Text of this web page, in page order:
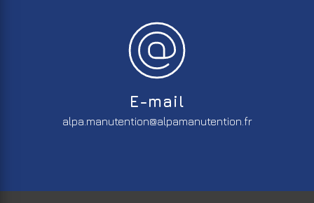
E-mail
alpa.manutention@alpamanutention.fr